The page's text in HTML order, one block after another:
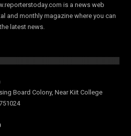
is a news web
and monthly magazine where you can
latest news.
Board Colony, Near Kiit College